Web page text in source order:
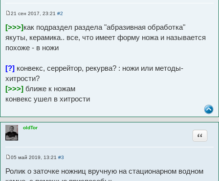
о
б
щ
е
е
21 сен 2017, 23:21 #2
[>>>]как подраздел раздела "абразивная обработка"
якуты, керамика.. все, что имеет форму ножа и называется
похоже - в ножи
[?] конвекс, серрейтор, рекурва? : ножи или методы-
хитрости?
[>>>] ближе к ножам
конвекс ушел в хитрости
oldTor
Цитата
о
б
05 май 2019, 13:21 #3
Ролик о заточке ножниц вручную на стационарном водном